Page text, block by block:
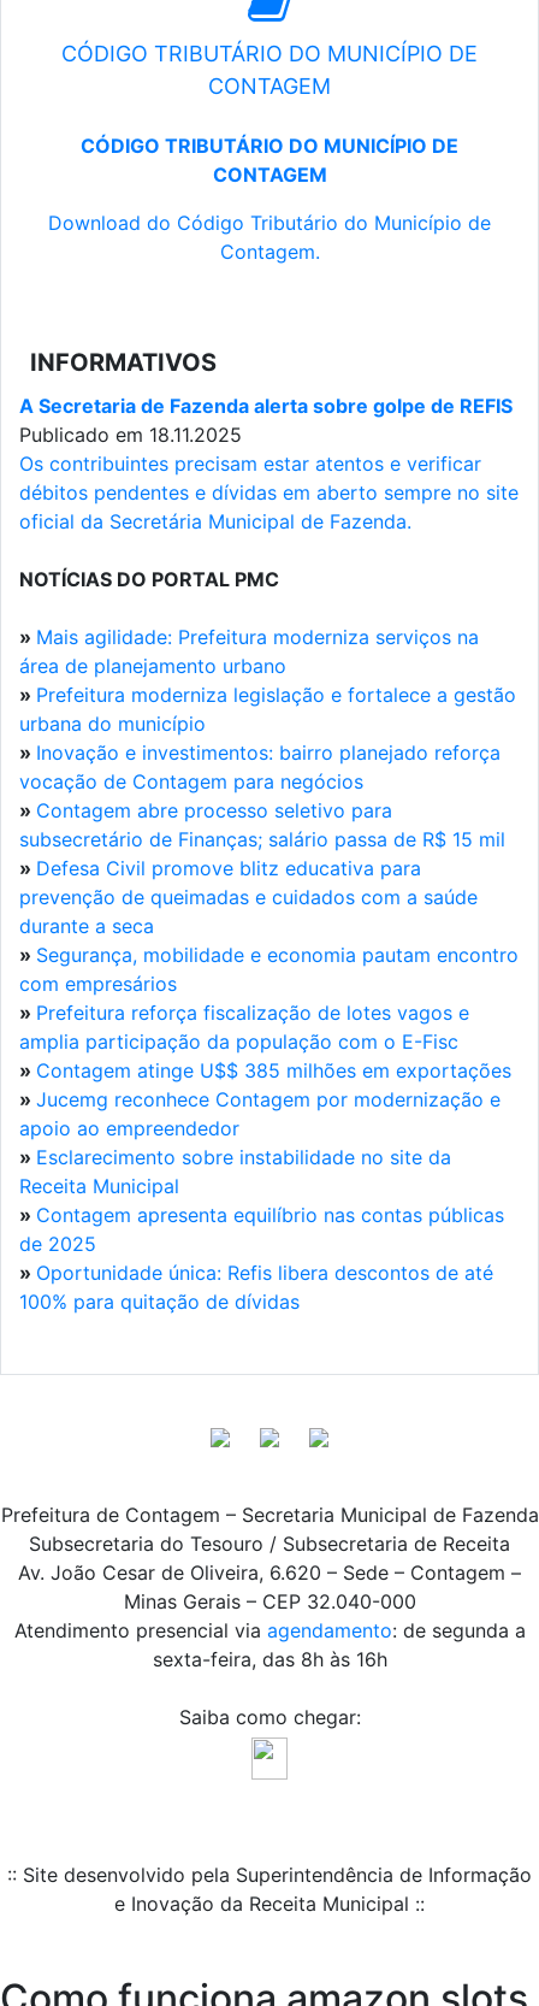
CÓDIGO TRIBUTÁRIO DO MUNICÍPIO DE
CONTAGEM
CÓDIGO TRIBUTÁRIO DO MUNICÍPIO DE
CONTAGEM
Download do Código Tributário do Município de
Contagem.
INFORMATIVOS
A Secretaria de Fazenda alerta sobre golpe de REFIS
Publicado em 18.11.2025
Os contribuintes precisam estar atentos e verificar
débitos pendentes e dívidas em aberto sempre no site
oficial da Secretária Municipal de Fazenda.
NOTÍCIAS DO PORTAL PMC
» Mais agilidade: Prefeitura moderniza serviços na
área de planejamento urbano
» Prefeitura moderniza legislação e fortalece a gestão
urbana do município
» Inovação e investimentos: bairro planejado reforça
vocação de Contagem para negócios
» Contagem abre processo seletivo para
subsecretário de Finanças; salário passa de R$ 15 mil
» Defesa Civil promove blitz educativa para
prevenção de queimadas e cuidados com a saúde
durante a seca
» Segurança, mobilidade e economia pautam encontro
com empresários
» Prefeitura reforça fiscalização de lotes vagos e
amplia participação da população com o E-Fisc
» Contagem atinge U$$ 385 milhões em exportações
» Jucemg reconhece Contagem por modernização e
apoio ao empreendedor
» Esclarecimento sobre instabilidade no site da
Receita Municipal
» Contagem apresenta equilíbrio nas contas públicas
de 2025
» Oportunidade única: Refis libera descontos de até
100% para quitação de dívidas
Prefeitura de Contagem – Secretaria Municipal de Fazenda
Subsecretaria do Tesouro / Subsecretaria de Receita
Av. João Cesar de Oliveira, 6.620 – Sede – Contagem –
Minas Gerais – CEP 32.040-000
Atendimento presencial via agendamento: de segunda a
sexta-feira, das 8h às 16h
Saiba como chegar:
:: Site desenvolvido pela Superintendência de Informação
e Inovação da Receita Municipal ::